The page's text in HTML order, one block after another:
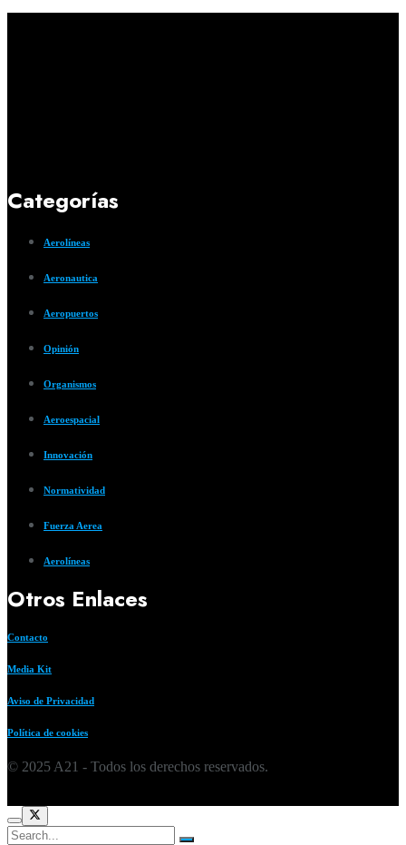
Categorías
Aerolíneas
Aeronautica
Aeropuertos
Opinión
Organismos
Aeroespacial
Innovación
Normatividad
Fuerza Aerea
Aerolíneas
Otros Enlaces
Contacto
Media Kit
Aviso de Privacidad
Política de cookies
© 2025 A21 - Todos los derechos reservados.